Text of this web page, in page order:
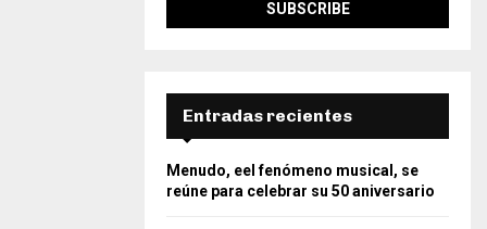
Entradas recientes
Menudo, eel fenómeno musical, se
reúne para celebrar su 50 aniversario